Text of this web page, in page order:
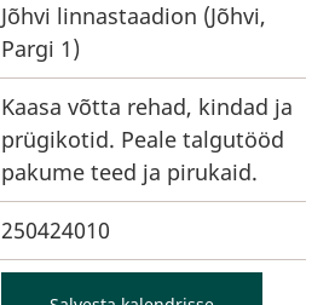
Jõhvi linnastaadion (Jõhvi,
Pargi 1)
Kaasa võtta rehad, kindad ja
prügikotid. Peale talgutööd
pakume teed ja pirukaid.
250424010